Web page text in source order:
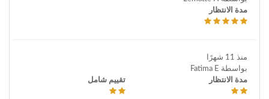
مدة الانتظار
منذ 11 شهرًا
بواسطة Fatima E
مدة الانتظار
تقييم شامل